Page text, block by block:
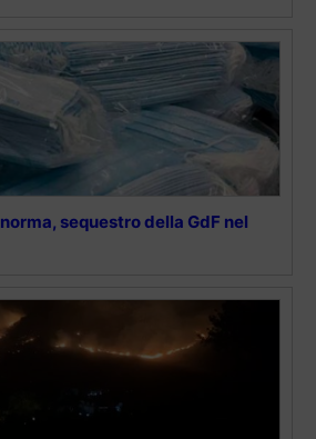
sequestro della GdF nel